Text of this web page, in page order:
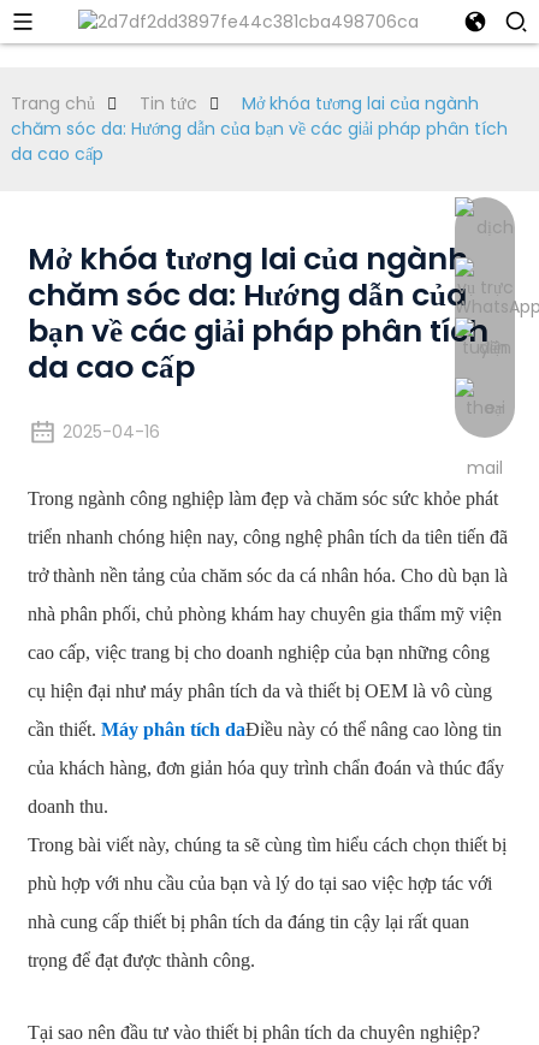
Trang chủ Tin tức
Mở khóa tương lai của ngành
chăm sóc da: Hướng dẫn của bạn về các giải pháp phân tích
da cao cấp
Mở khóa tương lai của ngành
chăm sóc da: Hướng dẫn của
bạn về các giải pháp phân tích
da cao cấp
2025-04-16
Trong ngành công nghiệp làm đẹp và chăm sóc sức khỏe phát
triển nhanh chóng hiện nay, công nghệ phân tích da tiên tiến đã
trở thành nền tảng của chăm sóc da cá nhân hóa. Cho dù bạn là
nhà phân phối, chủ phòng khám hay chuyên gia thẩm mỹ viện
cao cấp, việc trang bị cho doanh nghiệp của bạn những công
cụ hiện đại như máy phân tích da và thiết bị OEM là vô cùng
cần thiết. Máy phân tích daĐiều này có thể nâng cao lòng tin
của khách hàng, đơn giản hóa quy trình chẩn đoán và thúc đẩy
doanh thu.
Trong bài viết này, chúng ta sẽ cùng tìm hiểu cách chọn thiết bị
phù hợp với nhu cầu của bạn và lý do tại sao việc hợp tác với
nhà cung cấp thiết bị phân tích da đáng tin cậy lại rất quan
trọng để đạt được thành công.
Tại sao nên đầu tư vào thiết bị phân tích da chuyên nghiệp?